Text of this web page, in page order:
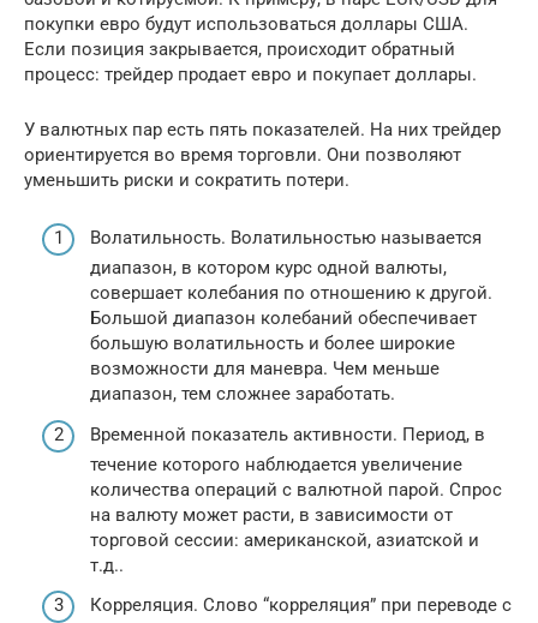
покупки евро будут использоваться доллары США.
Если позиция закрывается, происходит обратный
процесс: трейдер продает евро и покупает доллары.
У валютных пар есть пять показателей. На них трейдер
ориентируется во время торговли. Они позволяют
уменьшить риски и сократить потери.
Волатильность. Волатильностью называется
диапазон, в котором курс одной валюты,
совершает колебания по отношению к другой.
Большой диапазон колебаний обеспечивает
большую волатильность и более широкие
возможности для маневра. Чем меньше
диапазон, тем сложнее заработать.
Временной показатель активности. Период, в
течение которого наблюдается увеличение
количества операций с валютной парой. Спрос
на валюту может расти, в зависимости от
торговой сессии: американской, азиатской и
т.д..
Корреляция. Слово “корреляция” при переводе с